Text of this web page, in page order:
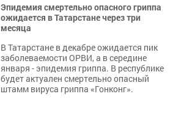
Эпидемия смертельно опасного гриппа
ожидается в Татарстане через три
месяца
В Татарстане в декабре ожидается пик
заболеваемости ОРВИ, а в середине
января - эпидемия гриппа. В республике
будет актуален смертельно опасный
штамм вируса гриппа «Гонконг».